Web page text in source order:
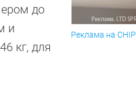
до
и
кг, для
Реклама на CHIP